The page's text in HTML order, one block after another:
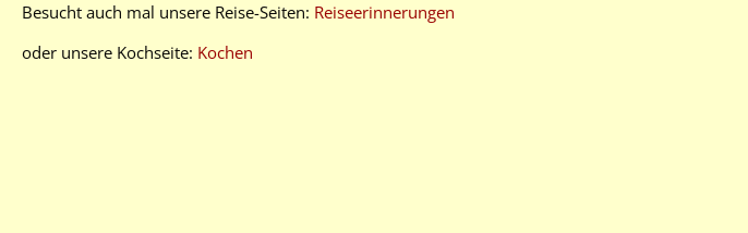
Besucht auch mal unsere Reise-Seiten: Reiseerinnerungen
oder unsere Kochseite: Kochen